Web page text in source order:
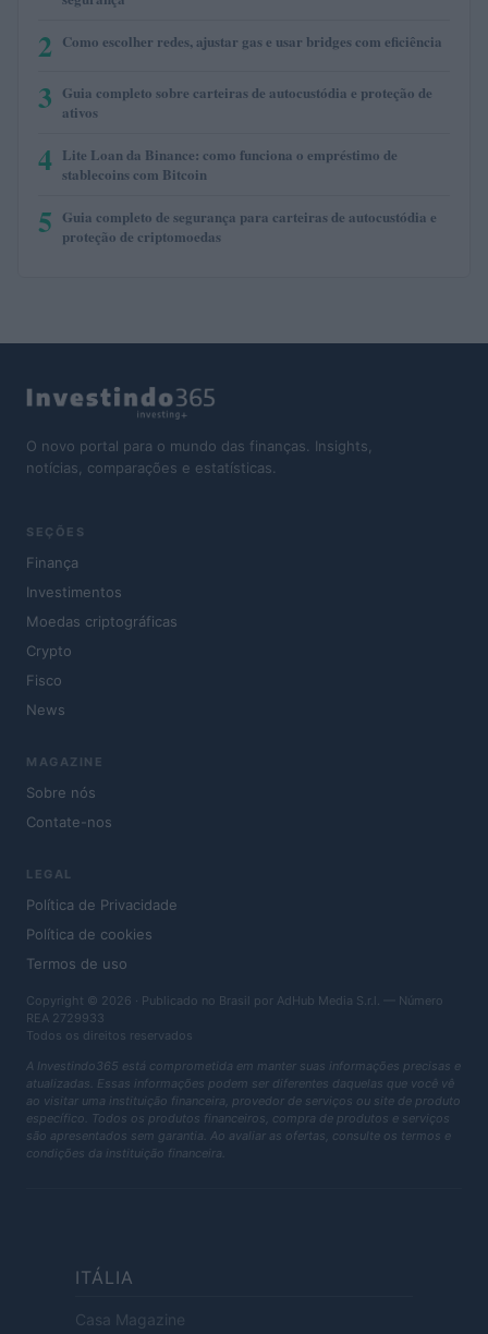
2 Como escolher redes, ajustar gas e usar bridges com eficiência
3 Guia completo sobre carteiras de autocustódia e proteção de
ativos
4 Lite Loan da Binance: como funciona o empréstimo de
stablecoins com Bitcoin
5 Guia completo de segurança para carteiras de autocustódia e
proteção de criptomoedas
O novo portal para o mundo das finanças. Insights,
notícias, comparações e estatísticas.
SEÇÕES
Finança
Investimentos
Moedas criptográficas
Crypto
Fisco
News
MAGAZINE
Sobre nós
Contate-nos
LEGAL
Política de Privacidade
Política de cookies
Termos de uso
Copyright © 2026 · Publicado no Brasil por AdHub Media S.r.l. — Número
REA 2729933
Todos os direitos reservados
A Investindo365 está comprometida em manter suas informações precisas e
atualizadas. Essas informações podem ser diferentes daquelas que você vê
ao visitar uma instituição financeira, provedor de serviços ou site de produto
específico. Todos os produtos financeiros, compra de produtos e serviços
são apresentados sem garantia. Ao avaliar as ofertas, consulte os termos e
condições da instituição financeira.
ITÁLIA
Casa Magazine